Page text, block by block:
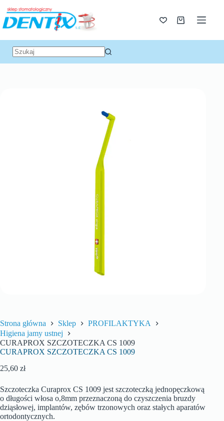
Strona główna Sklep
PROFILAKTYKA
Higiena jamy ustnej
CURAPROX SZCZOTECZKA CS 1009
CURAPROX SZCZOTECZKA CS 1009
25,60 zł
Szczoteczka Curaprox CS 1009 jest szczoteczką jednopęczkową
o długości włosa o,8mm przeznaczoną do czyszczenia bruzdy
dziąsłowej, implantów, zębów trzonowych oraz stałych aparatów
ortodontycznych.